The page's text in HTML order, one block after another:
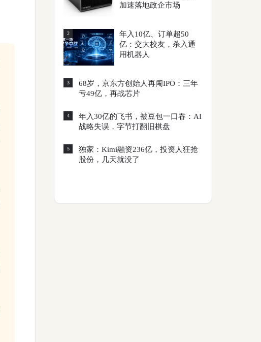
加速落地政企市场
2
年入10亿、订单超50
亿：交大校友，杀入通
用机器人
3
68岁，京东方创始人再闯IPO：三年
亏49亿，再战芯片
4
年入30亿的飞书，被豆包一口吞：AI
战略失误，字节打翻旧棋盘
5
独家：Kimi融资236亿，投资人狂抢
股份，几天就没了